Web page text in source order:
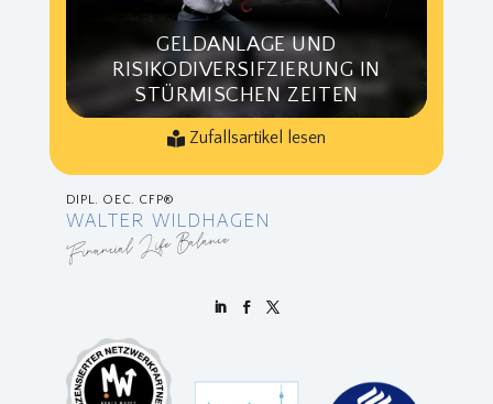
GELDANLAGE UND
RISIKODIVERSIFZIERUNG IN
STÜRMISCHEN ZEITEN
Zufallsartikel lesen
DIPL. OEC. CFP®
WALTER WILDHAGEN
Financial Life Balance